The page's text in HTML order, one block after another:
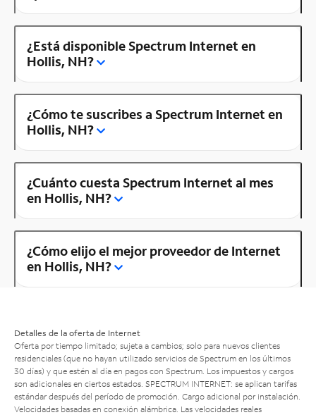
¿Está disponible Spectrum Internet en
Hollis, NH?
¿Cómo te suscribes a Spectrum Internet en
Hollis, NH?
¿Cuánto cuesta Spectrum Internet al mes
en Hollis, NH?
¿Cómo elijo el mejor proveedor de Internet
en Hollis, NH?
Detalles de la oferta de Internet
Oferta por tiempo limitado; sujeta a cambios; solo para nuevos clientes
residenciales (que no hayan utilizado servicios de Spectrum en los últimos
30 días) y que estén al día en pagos con Spectrum. Los impuestos y cargos
son adicionales en ciertos estados. SPECTRUM INTERNET: se aplican tarifas
estándar después del período de promoción. Cargo adicional por instalación.
Velocidades basadas en conexión alámbrica. Las velocidades reales